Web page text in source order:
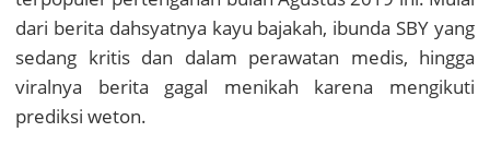
dari berita dahsyatnya kayu bajakah, ibunda SBY yang
sedang kritis dan dalam perawatan medis, hingga
viralnya berita gagal menikah karena mengikuti
prediksi weton.